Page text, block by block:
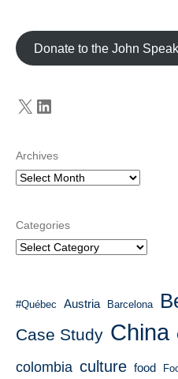
Donate to the John
X LinkedIn
Archives
Categories
#Québec Austria Barcelona
Case Study China
colombia culture food